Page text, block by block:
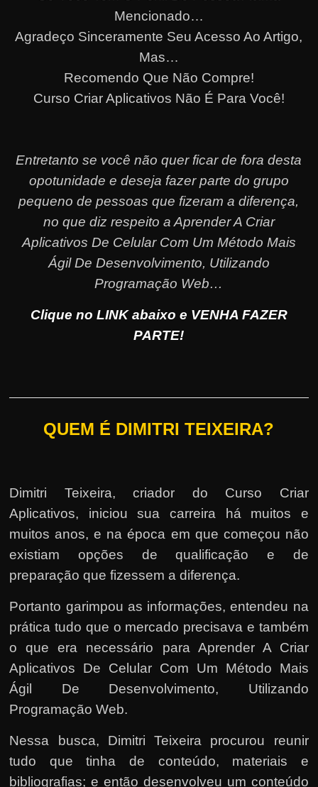
Mencionado…
Agradeço Sinceramente Seu Acesso Ao Artigo,
Mas…
Recomendo Que Não Compre!
Curso Criar Aplicativos Não É Para Você!
Entretanto se você não quer ficar de fora desta
opotunidade e deseja fazer parte do grupo
pequeno de pessoas que fizeram a diferença,
no que diz respeito a Aprender A Criar
Aplicativos De Celular Com Um Método Mais
Ágil De Desenvolvimento, Utilizando
Programação Web…
Clique no LINK abaixo e VENHA FAZER
PARTE!
QUEM É DIMITRI TEIXEIRA?
Dimitri Teixeira, criador do Curso Criar
Aplicativos, iniciou sua carreira há muitos e
muitos anos, e na época em que começou não
existiam opções de qualificação e de
preparação que fizessem a diferença.
Portanto garimpou as informações, entendeu na
prática tudo que o mercado precisava e também
o que era necessário para Aprender A Criar
Aplicativos De Celular Com Um Método Mais
Ágil De Desenvolvimento, Utilizando
Programação Web.
Nessa busca, Dimitri Teixeira procurou reunir
tudo que tinha de conteúdo, materiais e
bibliografias; e então desenvolveu um conteúdo